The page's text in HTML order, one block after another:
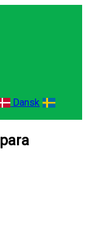
Dansk